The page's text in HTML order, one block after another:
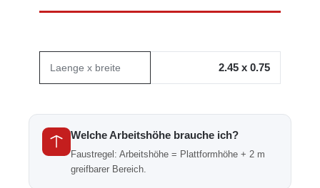
Laenge x breite 2.45 x 0.75
Welche Arbeitshöhe brauche ich?
Faustregel: Arbeitshöhe = Plattformhöhe + 2 m
greifbarer Bereich.